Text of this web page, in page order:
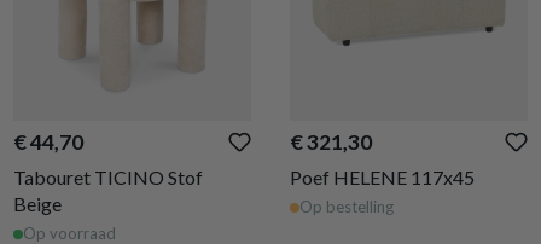
€ 44,70
Tabouret TICINO Stof
Beige
Op voorraad
€ 321,30
Poef HELENE 117x45
Op bestelling